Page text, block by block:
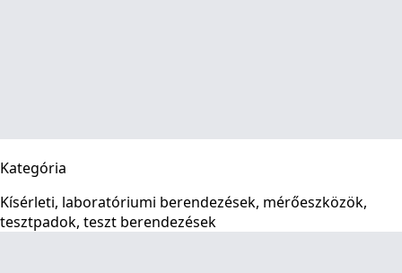
Kategória
Kísérleti, laboratóriumi berendezések, mérőeszközök,
tesztpadok, teszt berendezések